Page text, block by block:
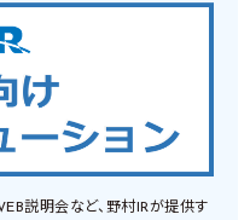
説明会など、野村IRが提供す